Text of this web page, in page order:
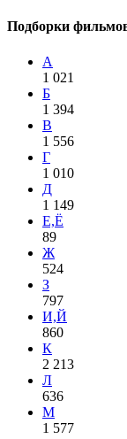
Подборки
А
1 021
Б
1 394
В
1 556
Г
1 010
Д
1 149
Е,Ё
89
Ж
524
З
797
И,Й
860
К
2 213
Л
636
М
1 577